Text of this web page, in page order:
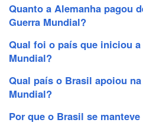
Quanto a Alemanha pagou
Guerra Mundial?
Qual foi o país que iniciou a
Mundial?
Qual país o Brasil apoiou
Mundial?
Por que o Brasil se